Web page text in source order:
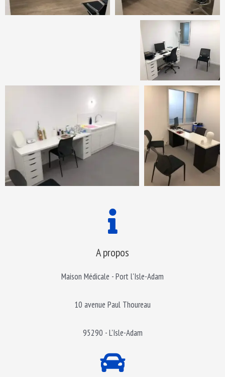
A propos
Maison Médicale - Port l'Isle-Adam
10 avenue Paul Thoureau
95290 - L'Isle-Adam